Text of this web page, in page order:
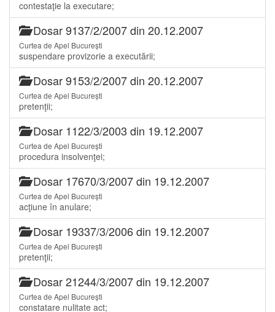
contestaţie la executare;
Dosar 9137/2/2007 din 20.12.2007
Curtea de Apel București
suspendare provizorie a executării;
Dosar 9153/2/2007 din 20.12.2007
Curtea de Apel București
pretenţii;
Dosar 1122/3/2003 din 19.12.2007
Curtea de Apel București
procedura insolvenţei;
Dosar 17670/3/2007 din 19.12.2007
Curtea de Apel București
acţiune în anulare;
Dosar 19337/3/2006 din 19.12.2007
Curtea de Apel București
pretenţii;
Dosar 21244/3/2007 din 19.12.2007
Curtea de Apel București
constatare nulitate act;